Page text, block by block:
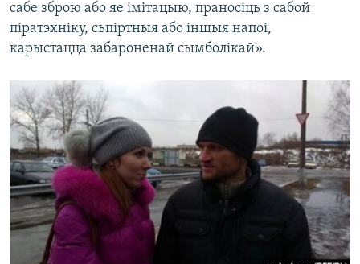
сабе зброю або яе імітацыю, праносіць з сабой
піратэхніку, сьпіртныя або іншыя напоі,
карыстацца забароненай сымболікай».